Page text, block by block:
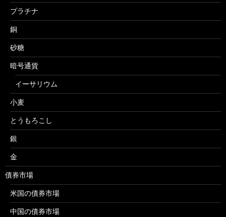
プラチナ
銅
砂糖
暗号通貨
イーサリウム
小麦
とうもろこし
銀
金
債券市場
米国の債券市場
中国の債券市場